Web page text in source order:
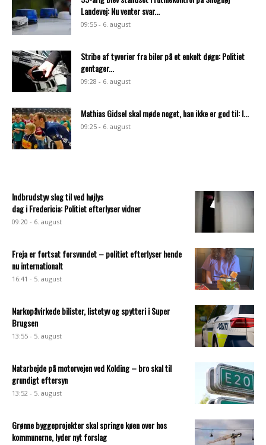
Landevej: Nu venter svar...
09:55 - 6. august
Stribe af tyverier fra biler på et enkelt døgn: Politiet
gentager...
09:28 - 6. august
Mathias Gidsel skal møde noget, han ikke er god til: I...
09:25 - 6. august
Indbrudstyv slog til ved højlys
dag i Fredericia: Politiet efterlyser vidner
09:20 - 6. august
Freja er fortsat forsvundet – politiet efterlyser hende
nu internationalt
16:41 - 5. august
Narkopåvirkede bilister, listetyv og spytteri i Super
Brugsen
13:55 - 5. august
Natarbejde på motorvejen ved Kolding – bro skal til
grundigt eftersyn
13:52 - 5. august
Grønne byggeprojekter skal springe køen over hos
kommunerne, lyder nyt forslag